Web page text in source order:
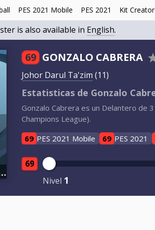
PES 2021 Mobile PES 2021 Kit Creator
is also available in English.
CABRERA
69 GONZALO CABRERA
Johor Darul Ta'zim (11)
Estatisticas de Gonzalo
Gonzalo Cabrera es un Delantero de
Champions League).
69 PES 2021 Mobile 69 PES 2021
69
Nivel 1